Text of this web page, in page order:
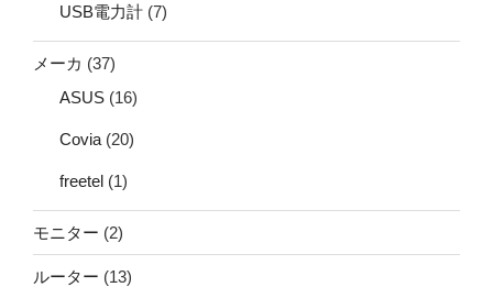
USB電力計 (7)
メーカ (37)
ASUS (16)
Covia (20)
freetel (1)
モニター (2)
ルーター (13)